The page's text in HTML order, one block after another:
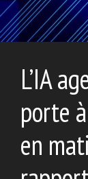
L’IA
porte
en